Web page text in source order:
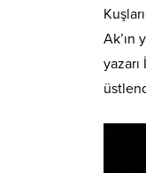
Ak’ın